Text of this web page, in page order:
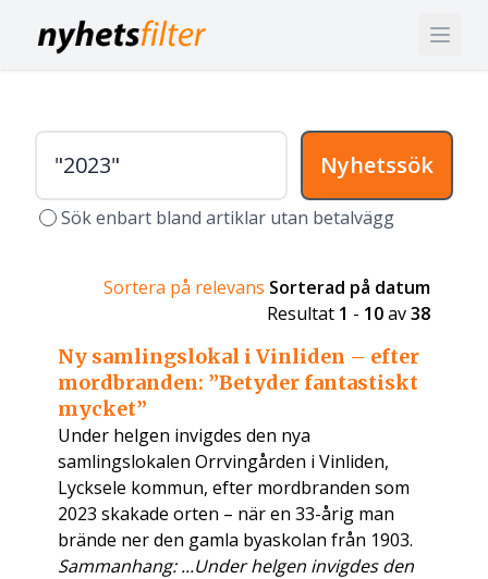
Nyhetssök
Sök enbart bland artiklar utan betalvägg
Sortera på relevans Sorterad på datum
Resultat 1 - 10av38
Ny samlingslokal i Vinliden – efter
mordbranden: ”Betyder fantastiskt
mycket”
Under helgen invigdes den nya
samlingslokalen Orrvingården i Vinliden,
Lycksele kommun, efter mordbranden som
2023 skakade orten – när en 33-årig man
brände ner den gamla byaskolan från 1903.
Sammanhang: ...Under helgen invigdes den